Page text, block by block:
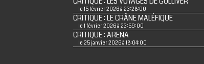
le 15 février 2026 à 23:28:00
CRITIQUE : LE CRÂNE MALÉFIQUE
le 1 février 2026 à 23:59:00
CRITIQUE : ARENA
le 25 janvier 2026 à 18:04:00